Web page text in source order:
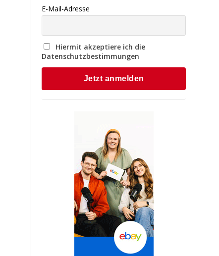
E-Mail-Adresse
Hiermit akzeptiere ich die
Datenschutzbestimmungen